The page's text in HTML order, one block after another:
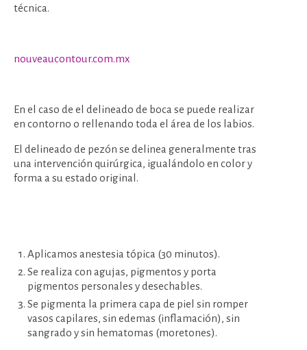
técnica.
nouveaucontour.com.mx
En el caso de el delineado de boca se puede realizar
en contorno o rellenando toda el área de los labios.
El delineado de pezón se delinea generalmente tras
una intervención quirúrgica, igualándolo en color y
forma a su estado original.
Aplicamos anestesia tópica (30 minutos).
Se realiza con agujas, pigmentos y porta
pigmentos personales y desechables.
Se pigmenta la primera capa de piel sin romper
vasos capilares, sin edemas (inflamación), sin
sangrado y sin hematomas (moretones).